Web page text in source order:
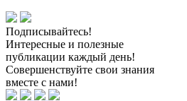
Подписывайтесь!
Интересные и полезные
публикации каждый день!
Совершенствуйте свои знания
вместе с нами!